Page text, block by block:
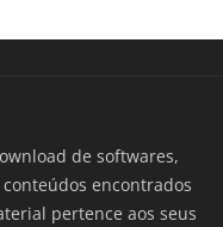
de softwares,
encontrados
pertence aos seus